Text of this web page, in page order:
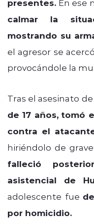
presentes. En ese
calmar la
mostrando su
el agresor se
provocándole la
Tras el asesinato
de 17 años, tomó
contra el
hiriéndolo de
falleció
asistencial de
adolescente fue
por homicidio.